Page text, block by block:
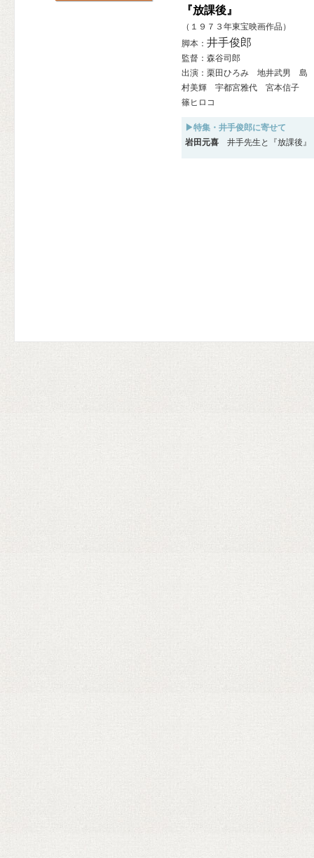
『放課後』
（１９７３年東宝映画作品）
脚本： 井手俊郎
監督：森谷司郎
出演：栗田ひろみ 地井武男 島
村美輝 宇都宮雅代 宮本信子
篠ヒロコ
▶特集・井手俊郎に寄せて
岩田元喜 井手先生と『放課後』